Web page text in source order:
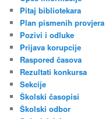
Pitaj bibliotekara
Plan pismenih provjera
Pozivi i odluke
Prijava korupcije
Raspored časova
Rezultati konkursa
Sekcije
Školski časopisi
Školski odbor